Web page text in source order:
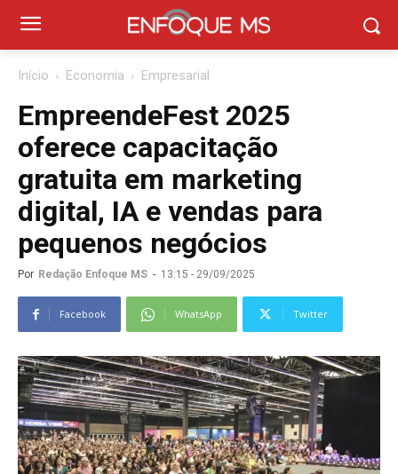
Início Economia Empresarial
EmpreendeFest 2025
oferece capacitação
gratuita em marketing
digital, IA e vendas para
pequenos negócios
Por Redação Enfoque MS - 13:15 - 29/09/2025
Facebook WhatsApp Twitter